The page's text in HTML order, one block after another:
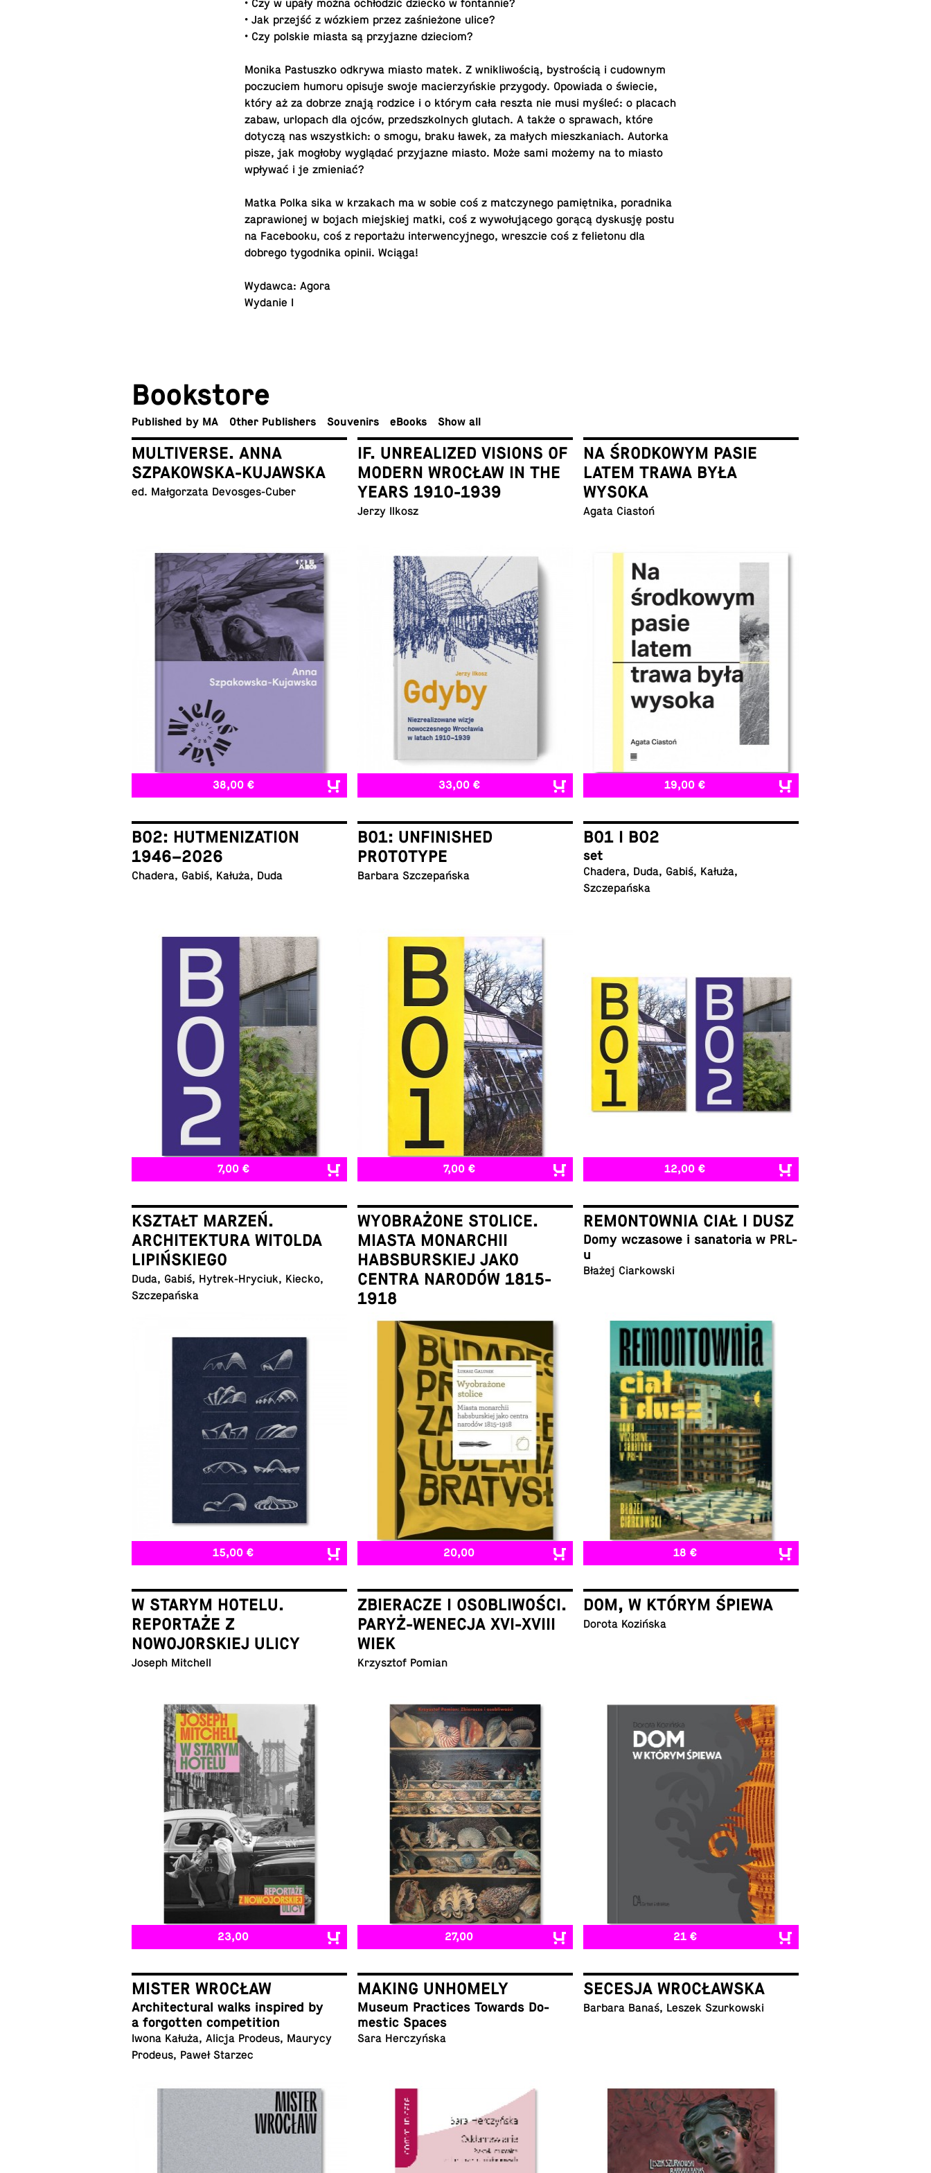
• Czy w upały można ochłodzić dziecko w fontan­nie?
• Jak przejść z wózkiem przez zaśnieżone ulice?
• Czy polskie miasta są przy­jazne dzieciom?
Monika Pas­tuszko odkrywa miasto matek. Z wnikliwością, bystrością i cu­d­ownym
poczu­ciem humoru opisuje swoje macierzyńskie przy­gody. Opowiada o świecie,
który aż za dobrze znają rodzice i o którym cała reszta nie musi myśleć: o placach
zabaw, ur­lopach dla ojców, przed­szkol­nych glutach. A także o sprawach, które
dotyczą nas wszys­t­kich: o smogu, braku ławek, za małych mieszka­ni­ach. Autorka
pisze, jak mogłoby wyglądać przy­jazne miasto. Może sami możemy na to miasto
wpływać i je zmieniać?
Matka Polka sika w krza­kach ma w sobie coś z matczynego pamiętnika, po­rad­nika
za­praw­ionej w bojach miejskiej matki, coś z wywołującego gorącą dyskusję postu
na Face­booku, coś z reportażu in­ter­wen­cyjnego, wresz­cie coś z fe­li­etonu dla
dobrego ty­god­nika opinii. Wciąga!
Wydawca: Agora
Wydanie I
Book­store
Pub­lished by MA Other Publishers Sou­venirs eBooks Show all
MULTIVERSE. ANNA
SZPAKOWSKA-KUJAWSKA
ed. Małgorzata Devosges-Cuber
38,00 €
IF. UNREALIZED VISIONS OF
MODERN WROCŁAW IN THE
YEARS 1910-1939
Jerzy Ilkosz
33,00 €
NA ŚRODKOWYM PASIE
LATEM TRAWA BYŁA
WYSOKA
Agata Ciastoń
19,00 €
B02: HUTMENIZATION
1946–2026
Chadera, Gabiś, Kałuża, Duda
7,00 €
B01: UNFINISHED
PROTOTYPE
Barbara Szczepańska
7,00 €
B01 I B02
set
Chadera, Duda, Gabiś, Kałuża,
Szczepańska
12,00 €
KSZTAŁT MARZEŃ.
ARCHITEKTURA WITOLDA
LIPIŃSKIEGO
Duda, Gabiś, Hytrek-Hryciuk, Kiecko,
Szczepańska
15,00 €
WYOBRAŻONE STOLICE.
MIASTA MONARCHII
HABSBURSKIEJ JAKO
CENTRA NARODÓW 1815-
1918
Łukasz Galusek
20,00
REMONTOWNIA CIAŁ I DUSZ
Domy wcza­sowe i sana­to­ria w PRL-
u
Błażej Ciarkowski
18 €
W STARYM HOTELU.
REPORTAŻE Z
NOWOJORSKIEJ ULICY
Joseph Mitchell
23,00
ZBIERACZE I OSOBLIWOŚCI.
PARYŻ-WENECJA XVI-XVIII
WIEK
Krzysztof Pomian
27,00
DOM, W KTÓRYM ŚPIEWA
Dorota Kozińska
21 €
MISTER WROCŁAW
Ar­chi­tec­tural walks in­spired by
a for­got­ten competition
Iwona Kałuża, Alicja Prodeus, Maurycy
Prodeus, Paweł Starzec
MAKING UNHOMELY
Museum Prac­tices Towards Do­
mes­tic Spaces
Sara Herczyńska
SECESJA WROCŁAWSKA
Barbara Banaś, Leszek Szurkowski